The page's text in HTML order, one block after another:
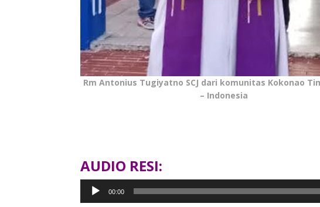
Rm Antonius Tugiyatno SCJ dari komunitas Kokonao
– Indonesia
AUDIO RESI:
Pemutar
Audio
00:00